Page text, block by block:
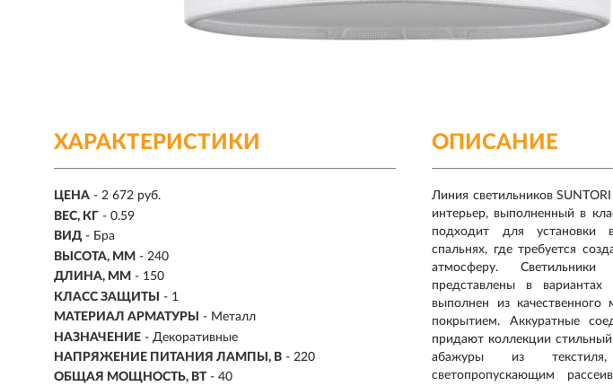
ХАРАКТЕРИСТИКИ
ЦЕНА - 2 672 руб.
ВЕС, КГ - 0.59
ВИД - Бра
ВЫСОТА, ММ - 240
ДЛИНА, ММ - 150
КЛАСС ЗАЩИТЫ
- 1
МАТЕРИАЛ АРМАТУРЫ
- Металл
НАЗНАЧЕНИЕ - Декоративные
НАПРЯЖЕНИЕ ПИТАНИЯ ЛАМПЫ, В - 220
ОБЩАЯ МОЩНОСТЬ, ВТ - 40
ОПИСАНИЕ
Л иния светильников
интерьер, выполненный в
подходит для установки
спальнях, где требуется
атмосферу.
представлены в
выполнен из
покрытием. Аккуратные
придают коллекции
абажуры из
светопропускающим